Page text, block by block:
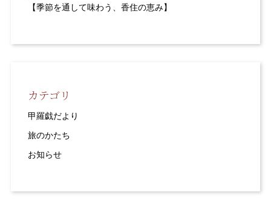
【季節を通して味わう、香住の恵み】
カテゴリ
甲羅戯だより
旅のかたち
お知らせ